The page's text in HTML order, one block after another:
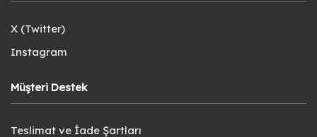
X (Twitter)
Instagram
Müşteri Destek
Teslimat ve İade Şartları